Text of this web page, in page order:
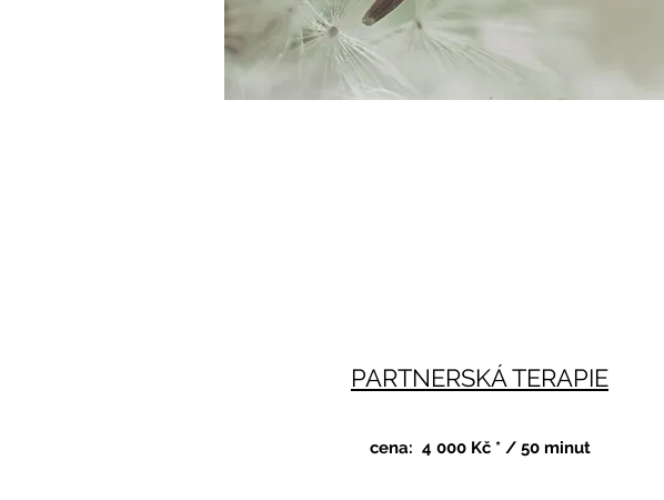
PARTNERSKÁ TERAPIE
cena: 4 000 Kč * / 50 minut